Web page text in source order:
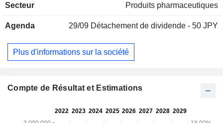
suivante : Japon (37,4%), Amérique du Nord (31,2%),
Secteur Produits pharmaceutiques
Agenda 29/09 Détachement de dividende - 50 JPY
Plus d'informations sur la société
Compte de Résultat et Estimations